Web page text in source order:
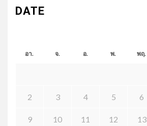
DATE
อา. จ. อ. พ. พฤ.
2 3 4 5 6
9 10 11 12 13